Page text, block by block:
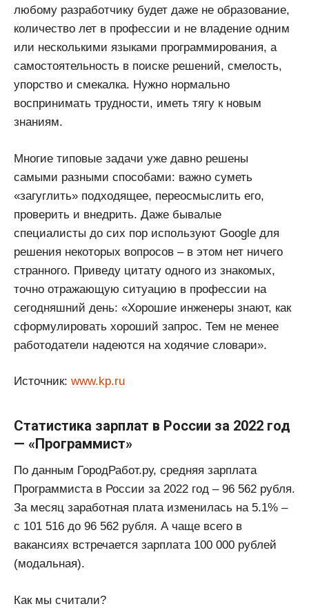
любому разработчику будет даже не образование,
количество лет в профессии и не владение одним
или несколькими языками программирования, а
самостоятельность в поиске решений, смелость,
упорство и смекалка. Нужно нормально
воспринимать трудности, иметь тягу к новым
знаниям.
Многие типовые задачи уже давно решены
самыми разными способами: важно суметь
«загуглить» подходящее, переосмыслить его,
проверить и внедрить. Даже бывалые
специалисты до сих пор используют Google для
решения некоторых вопросов – в этом нет ничего
странного. Приведу цитату одного из знакомых,
точно отражающую ситуацию в профессии на
сегодняшний день: «Хорошие инженеры знают, как
сформулировать хороший запрос. Тем не менее
работодатели надеются на ходячие словари».
Источник: www.kp.ru
Статистика зарплат в России за 2022 год
— «Программист»
По данным ГородРабот.ру, средняя зарплата
Программиста в России за 2022 год ‒ 96 562 рубля.
За месяц заработная плата изменилась на 5.1% ‒
с 101 516 до 96 562 рубля. А чаще всего в
вакансиях встречается зарплата 100 000 рублей
(модальная).
Как мы считали?